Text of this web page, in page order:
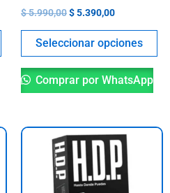
producto
$5.990,00$5.390,00
Seleccionar opciones
Comprar por WhatsApp